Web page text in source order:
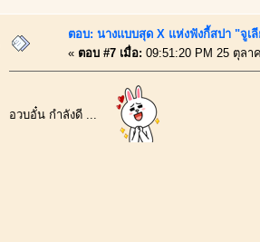
ตอบ: นางแบบสุด X แห่งฟังกี้สปา "จูเ
« ตอบ #7 เมื่อ: 09:51:20 PM 25 ตุลา
อวบอั๋น กำลังดี ...